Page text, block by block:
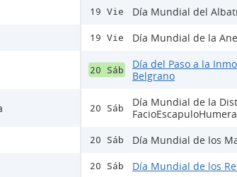
19 Vie Día Mundial del
19 Vie Día Mundial de la
20 Sáb
Día del Paso a la
Belgrano
20 Sáb
Día Mundial de la
20 Sáb Día Mundial de los
20 Sáb Día Mundial de los